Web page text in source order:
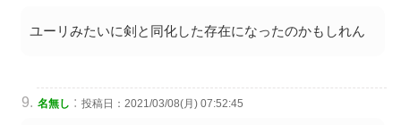
ユーリみたいに剣と同化した存在になったのかもしれん
名無し : 投稿日：2021/03/08(月) 07:52:45